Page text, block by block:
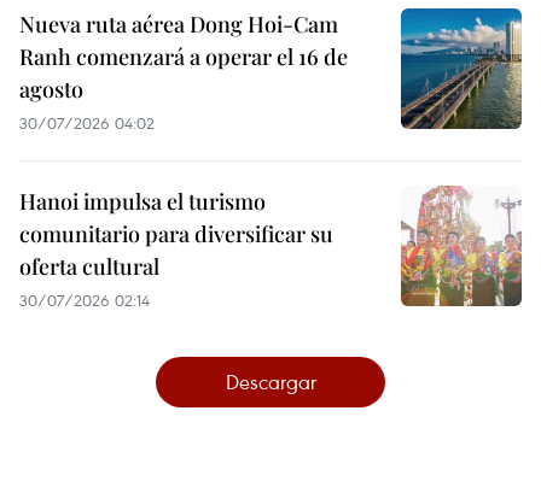
Nueva ruta aérea Dong Hoi-Cam
Ranh comenzará a operar el 16 de
agosto
30/07/2026 04:02
Hanoi impulsa el turismo
comunitario para diversificar su
oferta cultural
30/07/2026 02:14
Descargar